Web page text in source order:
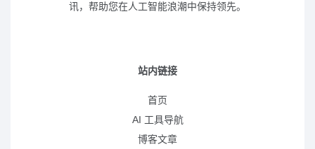
讯，帮助您在人工智能浪潮中保持领先。
站内链接
首页
AI 工具导航
博客文章